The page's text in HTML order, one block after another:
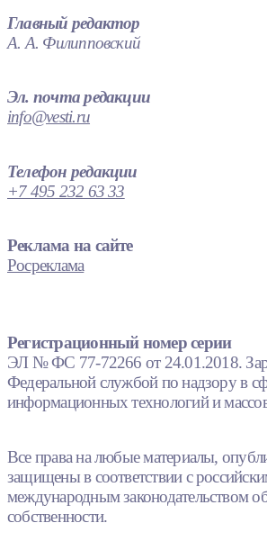
Главный редактор
А. А. Филипповский
Эл. почта редакции
info@vesti.ru
Телефон редакции
+7 495 232 63 33
Реклама на сайте
Росреклама
Регистрационный номер серии
ЭЛ № ФС 77-72266 от 24.01.2018.
Федеральной службой по надзору в
информационных технологий и
Все права на любые материалы,
защищены в соответствии с
международным законодательством
собственности.